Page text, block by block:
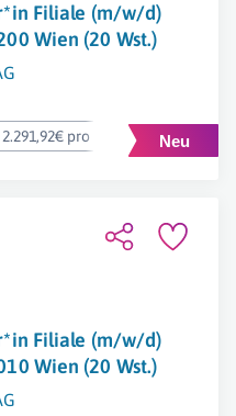
Filiale (m/w/d)
Wien (20 Wst.)
pro Monat
Filiale (m/w/d)
Wien (20 Wst.)